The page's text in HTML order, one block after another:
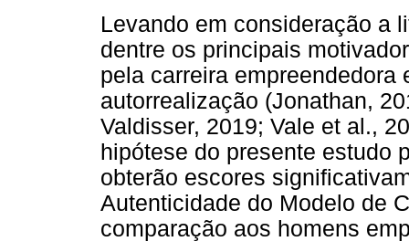
Levando em consideração a
dentre os principais
pela carreira empreendedora
autorrealização (Jonathan,
Valdisser, 2019; Vale et al.,
hipótese do presente estudo
obterão escores
Autenticidade do Modelo de
comparação aos homens